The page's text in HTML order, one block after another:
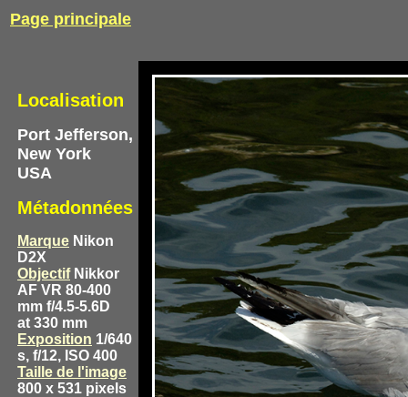
Page principale
Localisation
Port Jefferson,
New York
USA
Métadonnées
Marque Nikon
D2X
ObjectifNikkor
AF VR 80-400
mm f/4.5-5.6D
at 330 mm
Exposition 1/640
s, f/12, ISO 400
Taille de l'image
800 x 531 pixels